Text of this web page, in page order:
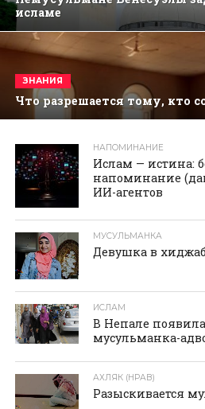
исламе
ЗНАНИЯ
Что разрешается тому, кто
реклама
НАПОМИНАНИЕ
Ислам — истина:
напоминание
ИИ-агентов
МУСУЛЬМАНКА
Девушка в
ИСЛАМ
В Непале
мусульманка-
АХЛЯК (НРАВ)
Разыскивается